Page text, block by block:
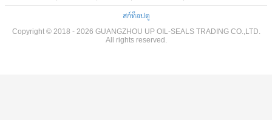
สก์ท็อปดู
Copyright © 2018 - 2026 GUANGZHOU UP OIL-SEALS TRADING CO.,LTD.
All rights reserved.